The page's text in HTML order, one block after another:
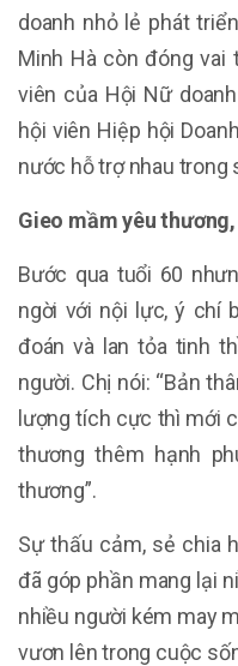
doanh nhỏ lẻ phát
Minh Hà còn đóng vai
viên của Hội Nữ
hội viên Hiệp hội
nước hỗ trợ nhau trong
Gieo mầm yêu
Bước qua tuổi 60
ngời với nội lực, ý chí
đoán và lan tỏa tinh
người. Chị nói: “Bản
lượng tích cực thì mới
thương thêm hạnh
thương”.
Sự thấu cảm, sẻ chia
đã góp phần mang lại
nhiều người kém may
vươn lên trong cuộc